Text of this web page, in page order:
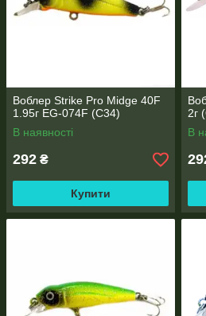
Воблер Strike Pro Midge 40F
1.95г EG-074F (C34)
В наявності
292 ₴
Купити
2г
В